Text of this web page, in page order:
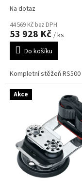
Na dotaz
44 569 Kč bez DPH
53 928 Kč / ks
Do košíku
Kompletní stěžeň RS500
Akce